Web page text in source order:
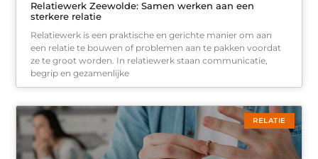
Relatiewerk Zeewolde: Samen werken aan een
sterkere relatie
Relatiewerk is een praktische en gerichte manier om aan
een relatie te bouwen of problemen aan te pakken voordat
ze te groot worden. In relatiewerk staan communicatie,
begrip en gezamenlijke
RELATIE